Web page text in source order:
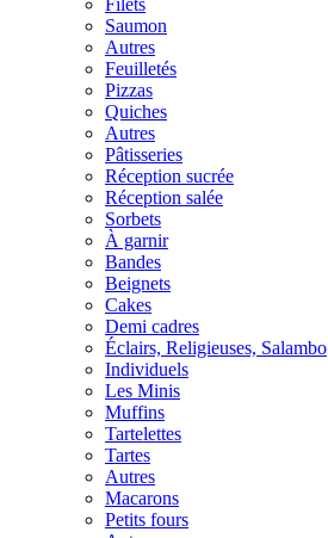
Filets
Saumon
Autres
Feuilletés
Pizzas
Quiches
Autres
Pâtisseries
Réception sucrée
Réception salée
Sorbets
À garnir
Bandes
Beignets
Cakes
Demi cadres
Éclairs, Religieuses, Salambo
Individuels
Les Minis
Muffins
Tartelettes
Tartes
Autres
Macarons
Petits fours